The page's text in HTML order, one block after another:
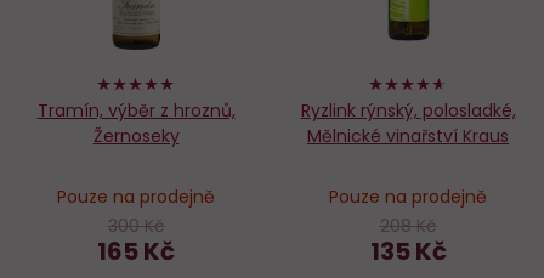
100%
Tramín, výběr z hroznů,
Žernoseky
Pouze na prodejně
300 Kč
165 Kč
92%
Ryzlink rýnský, polosladké,
Mělnické vinařství Kraus
Pouze na prodejně
208 Kč
135 Kč